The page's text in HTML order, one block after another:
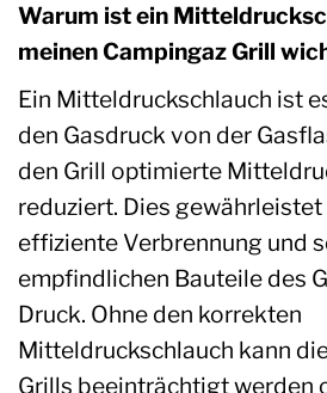
Warum ist ein
meinen Campingaz Grill
Ein Mitteldruckschlauch ist
den Gasdruck von der
den Grill optimierte
reduziert. Dies gewährleistet
effiziente Verbrennung und
empfindlichen Bauteile des
Druck. Ohne den korrekten
Mitteldruckschlauch kann
Grills beeinträchtigt werden